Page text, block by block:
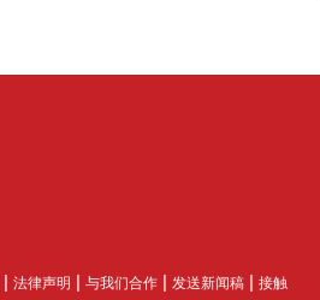
| 法律声明 | 与我们合作 | 发送新闻稿 | 接触